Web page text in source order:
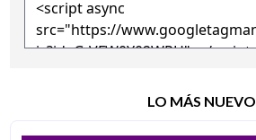
LO MÁS NUEVO